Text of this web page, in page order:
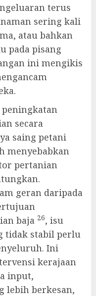
terus
sering kali
atau bahkan
pada pisang
ini mengikis
secara
saing petani
menyebabkan
pertanian
geran daripada
baja 26, isu
tidak stabil perlu
Ini
kerajaan
input,
lebih berkesan,